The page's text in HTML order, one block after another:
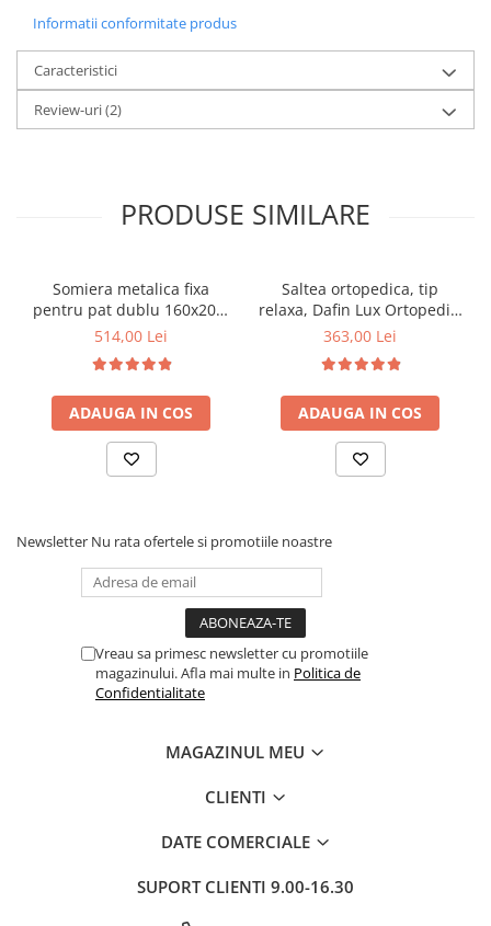
Informatii conformitate produs
Caracteristici
Review-uri(2)
PRODUSE SIMILARE
Somiera metalica fixa
pentru pat dublu 160x200,
6 picioare, 32 lamele lemn
saltea ferm, negru
514,00 Lei
ADAUGA IN COS
Saltea ortopedica, tip
relaxa, Dafin Lux Ortopedic,
90x200x21cm, fermitate
tip Bonell, fata vara-iarna,
sistem de aerisire cu
butoni, Salt Confort
363,00 Lei
ADAUGA IN COS
Newsletter Nu rata ofertele si promotiile noastre
Vreau sa primesc newsletter cu promotiile
magazinului. Afla mai multe in Politica de
Confidentialitate
MAGAZINUL MEU
CLIENTI
DATE COMERCIALE
SUPORT CLIENTI 9.00-16.30